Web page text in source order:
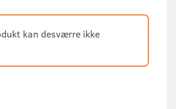
kan desværre ikke